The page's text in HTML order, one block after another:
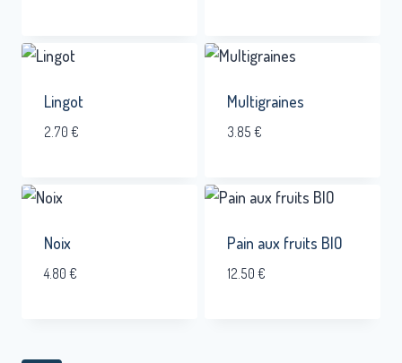
Lingot
2.70 €
Multigraines
3.85 €
Noix
4.80 €
Pain aux fruits BIO
12.50 €